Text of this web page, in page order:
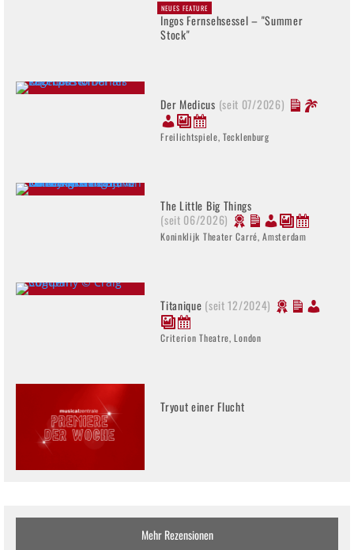
NEUES FEATURE
Ingos Fernsehsessel – "Summer
Stock"
Der Medicus (seit 07/2026)
Freilichtspiele, Tecklenburg
The Little Big Things
(seit 06/2026)
Koninklijk Theater Carré, Amsterdam
Titanique (seit 12/2024)
Criterion Theatre, London
Tryout einer Flucht
Mehr Rezensionen